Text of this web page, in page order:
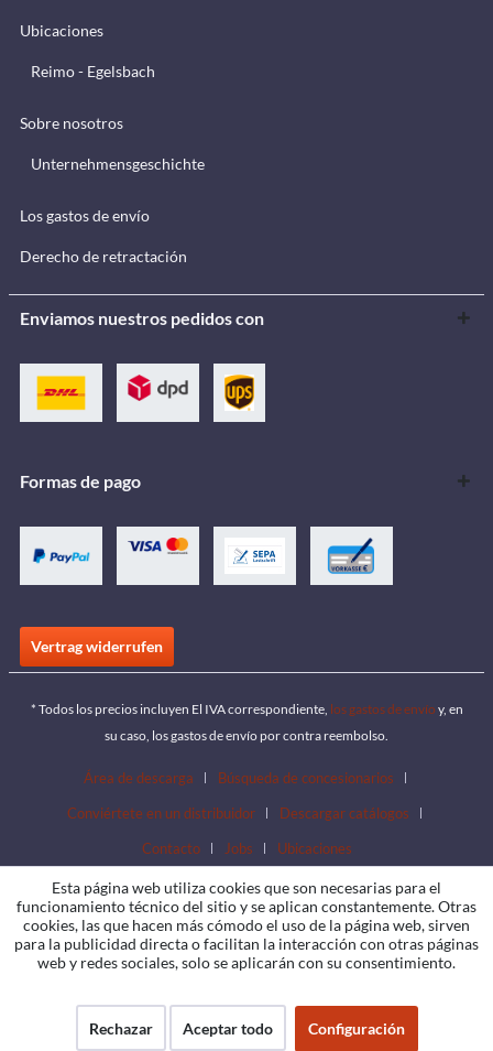
Ubicaciones
Reimo - Egelsbach
Sobre nosotros
Unternehmensgeschichte
Los gastos de envío
Derecho de retractación
Enviamos nuestros pedidos con
Formas de pago
Vertrag widerrufen
* Todos los precios incluyen El IVA correspondiente, los gastos de envío y, en
su caso, los gastos de envío por contra reembolso.
Área de descarga
Búsqueda de concesionarios
Conviértete en un distribuidor
Descargar catálogos
Contacto
Jobs Ubicaciones
Esta página web utiliza cookies que son necesarias para el
funcionamiento técnico del sitio y se aplican constantemente. Otras
cookies, las que hacen más cómodo el uso de la página web, sirven
para la publicidad directa o facilitan la interacción con otras páginas
web y redes sociales, solo se aplicarán con su consentimiento.
Rechazar Aceptar todo Configuración